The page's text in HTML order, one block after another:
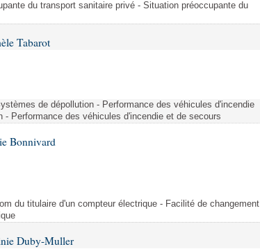
du transport sanitaire privé - Situation préoccupante du
Tabarot
de dépollution - Performance des véhicules d'incendie
Performance des véhicules d'incendie et de secours
Bonnivard
du titulaire d'un compteur électrique - Facilité de changement
Duby-Muller